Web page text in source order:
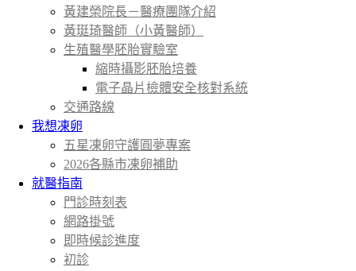
黃建榮院長－醫療團隊介紹
黃珽琦醫師（小黃醫師）
生殖醫學胚胎實驗室
縮時攝影胚胎培養
電子晶片檢體安全核對系統
交通路線
我想凍卵
五星凍卵守護圓夢專案
2026各縣市凍卵補助
就醫指南
門診時刻表
網路掛號
即時候診進度
初診